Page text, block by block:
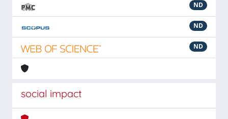
ND
ND
ND
social impact